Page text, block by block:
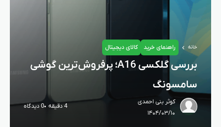
خانه راهنمای خرید کالای دیجیتال
بررسی گلکسی A16؛ پرفروش‌ترین گوشی
سامسونگ
کوثر بنی احمدی
۱۴۰۴/۰۳/۱۰
4 دقیقه 0 دیدگاه